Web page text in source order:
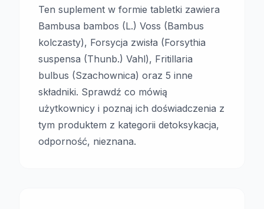
Ten suplement w formie tabletki zawiera
Bambusa bambos (L.) Voss (Bambus
kolczasty), Forsycja zwisła (Forsythia
suspensa (Thunb.) Vahl), Fritillaria
bulbus (Szachownica) oraz 5 inne
składniki. Sprawdź co mówią
użytkownicy i poznaj ich doświadczenia z
tym produktem z kategorii detoksykacja,
odporność, nieznana.